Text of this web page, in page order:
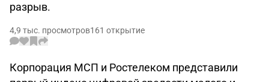
разрыв.
4,9 тыс. просмотров161 открытие
Корпорация МСП и Ростелеком представили